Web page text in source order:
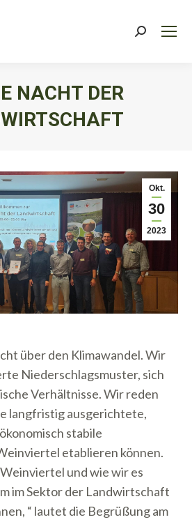
Search:
NACHT DER
Okt.
30
2023
über den Klimawandel. Wir
Niederschlagsmuster, sich
Verhältnisse. Wir reden
langfristig ausgerichtete,
stabile
etablieren können.
und wie wir es
im Sektor der Landwirtschaft
“ lautet die Begrüßung am